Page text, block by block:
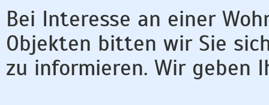
Bei Interesse an einer
Objekten bitten wir Sie
zu informieren. Wir geben